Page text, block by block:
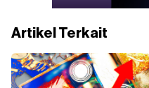
Artikel Terkait